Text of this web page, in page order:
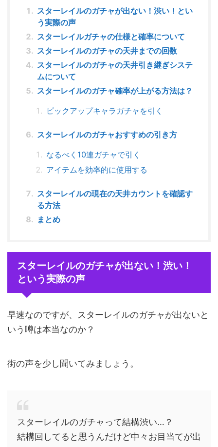
スターレイルのガチャが出ない！渋い！とい
う実際の声
スターレイルガチャの仕様と確率について
スターレイルのガチャの天井までの回数
スターレイルのガチャの天井引き継ぎシステ
ムについて
スターレイルのガチャ確率が上がる方法は？
ピックアップキャラガチャを引く
スターレイルのガチャおすすめの引き方
なるべく10連ガチャで引く
アイテムを効率的に使用する
スターレイルの現在の天井カウントを確認す
る方法
まとめ
スターレイルのガチャが出ない！渋い！
という実際の声
早速なのですが、スターレイルのガチャが出ないと
いう噂は本当なのか？
街の声を少し聞いてみましょう。
スターレイルのガチャって結構渋い…？
結構回してると思うんだけど中々お目当てが出